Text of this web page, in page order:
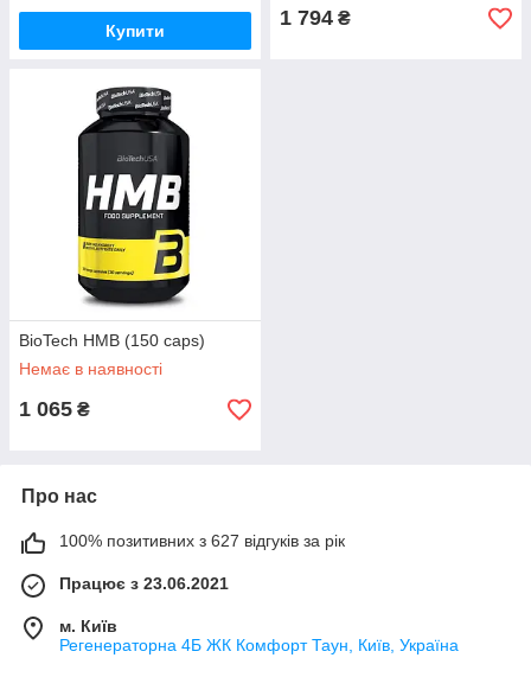
Купити
1 794 ₴
BioTech HMB (150 caps)
Немає в наявності
1 065 ₴
Про нас
100% позитивних з 627 відгуків за рік
Працює з 23.06.2021
м. Київ
Регенераторна 4Б ЖК Комфорт Таун, Київ, Україна